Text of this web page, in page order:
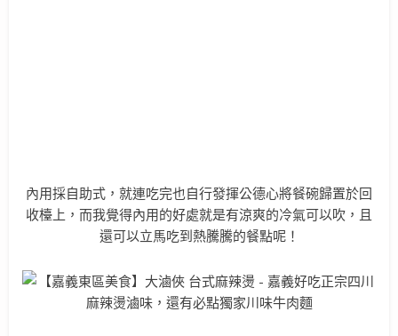
內用採自助式，就連吃完也自行發揮公德心將餐碗歸置於回
收檯上，而我覺得內用的好處就是有涼爽的冷氣可以吹，且
還可以立馬吃到熱騰騰的餐點呢！